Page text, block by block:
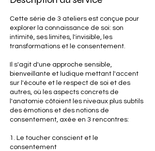
Cette série de 3 ateliers est conçue pour
explorer la connaissance de soi: son
intimité, ses limites, l'invisible, les
transformations et le consentement.
Il s'agit d'une approche sensible,
bienveillante et ludique mettant l'accent
sur l'écoute et le respect de soi et des
autres, où les aspects concrets de
l'anatomie côtoient les niveaux plus subtils
des émotions et des notions de
consentement, axée en 3 rencontres:
1. Le toucher conscient et le
consentement